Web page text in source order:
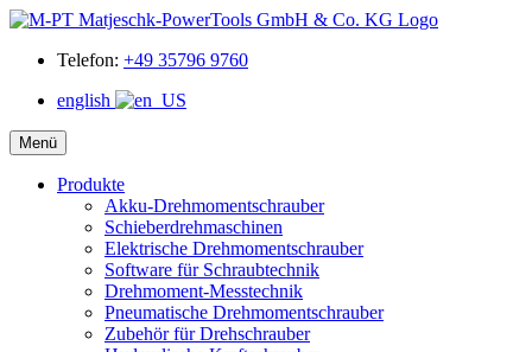
Telefon: +49 35796 9760
english
Menü
Produkte
Akku-Drehmomentschrauber
Schieberdrehmaschinen
Elektrische Drehmomentschrauber
Software für Schraubtechnik
Drehmoment-Messtechnik
Pneumatische Drehmomentschrauber
Zubehör für Drehschrauber